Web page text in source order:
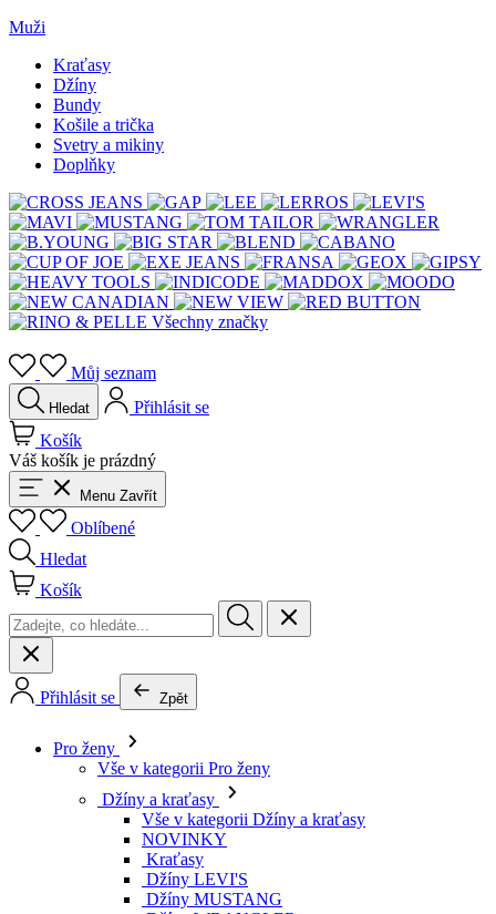
Muži
Kraťasy
Džíny
Bundy
Košile a trička
Svetry a mikiny
Doplňky
Všechny značky
Můj seznam
Hledat
Přihlásit se
Košík
Váš košík je prázdný
Menu Zavřít
Oblíbené
Hledat
Košík
Přihlásit se Zpět
Pro ženy
Vše v kategorii Pro ženy
Džíny a kraťasy
Vše v kategorii Džíny a kraťasy
NOVINKY
Kraťasy
Džíny LEVI'S
Džíny MUSTANG